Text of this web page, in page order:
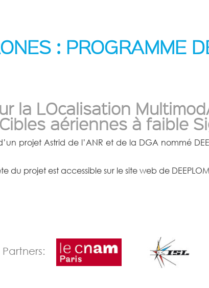
: PROGRAMME
la LOcalisation
aériennes à faible
projet Astrid de l’ANR et de la DGA nommé
projet est accessible sur le site web de